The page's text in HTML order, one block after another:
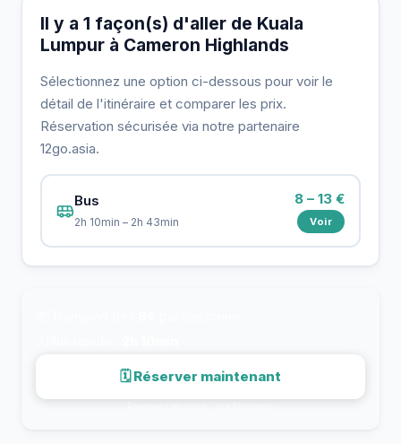
Il y a 1 façon(s) d'aller de Kuala
Lumpur à Cameron Highlands
Sélectionnez une option ci-dessous pour voir le
détail de l'itinéraire et comparer les prix.
Réservation sécurisée via notre partenaire
12go.asia.
Bus
2h 10min – 2h 43min
8 – 13 €
Voir
🗓 Réserver maintenant